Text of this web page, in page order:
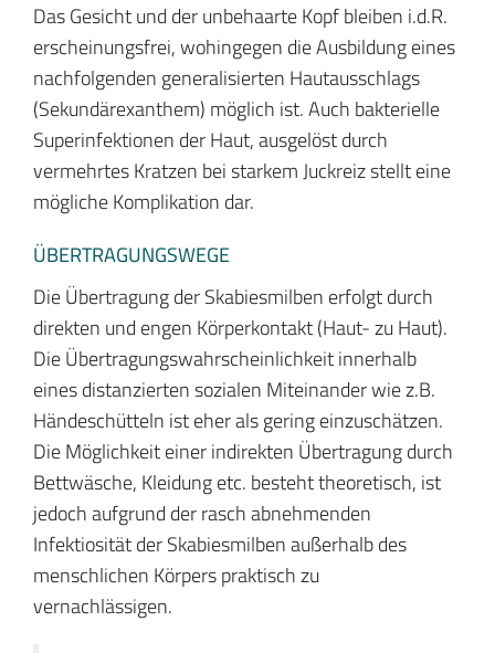
Das Gesicht und der unbehaarte Kopf bleiben i.d.R.
erscheinungsfrei, wohingegen die Ausbildung eines
nachfolgenden generalisierten Hautausschlags
(Sekundärexanthem) möglich ist. Auch bakterielle
Superinfektionen der Haut, ausgelöst durch
vermehrtes Kratzen bei starkem Juckreiz stellt eine
mögliche Komplikation dar.
ÜBERTRAGUNGSWEGE
Die Übertragung der Skabiesmilben erfolgt durch
direkten und engen Körperkontakt (Haut- zu Haut).
Die Übertragungswahrscheinlichkeit innerhalb
eines distanzierten sozialen Miteinander wie z.B.
Händeschütteln ist eher als gering einzuschätzen.
Die Möglichkeit einer indirekten Übertragung durch
Bettwäsche, Kleidung etc. besteht theoretisch, ist
jedoch aufgrund der rasch abnehmenden
Infektiosität der Skabiesmilben außerhalb des
menschlichen Körpers praktisch zu
vernachlässigen.